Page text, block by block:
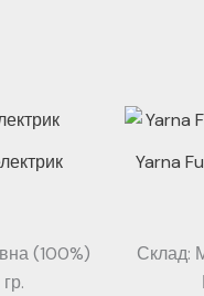
(100%)
Yarna
Склад: